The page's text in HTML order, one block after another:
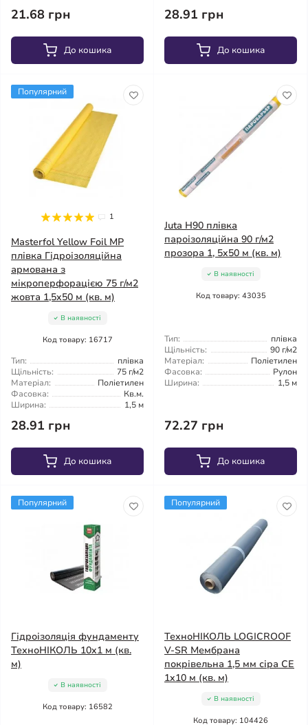
21.68 грн
До кошика
28.91 грн
До кошика
Популярний
1
Masterfol Yellow Foil MP
плівка Гідроізоляційна
армована з
мікроперфорацією 75 г/м2
жовта 1,5x50 м (кв. м)
В наявності
Код товару: 16717
Тип:
плівка
Щільність:
75 г/м2
Матеріал:
Поліетилен
Фасовка:
Кв.м.
Ширина:
1,5 м
28.91 грн
До кошика
Juta Н90 плівка
пароізоляційна 90 г/м2
прозора 1, 5x50 м (кв. м)
В наявності
Код товару: 43035
Тип:
плівка
Щільність:
90 г/м2
Матеріал:
Поліетилен
Фасовка:
Рулон
Ширина:
1,5 м
72.27 грн
До кошика
Популярний
Гідроізоляція фундаменту
ТехноНІКОЛЬ 10x1 м (кв.
м)
В наявності
Код товару: 16582
Популярний
ТехноНІКОЛЬ LOGICROOF
V-SR Мембрана
покрівельна 1,5 мм сіра СЕ
1x10 м (кв. м)
В наявності
Код товару: 104426